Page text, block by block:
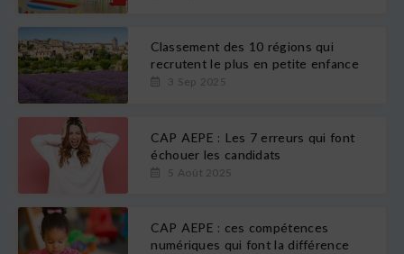
Classement des 10 régions qui
recrutent le plus en petite enfance
3 Sep 2025
CAP AEPE : Les 7 erreurs qui font
échouer les candidats
5 Août 2025
CAP AEPE : ces compétences
numériques qui font la différence